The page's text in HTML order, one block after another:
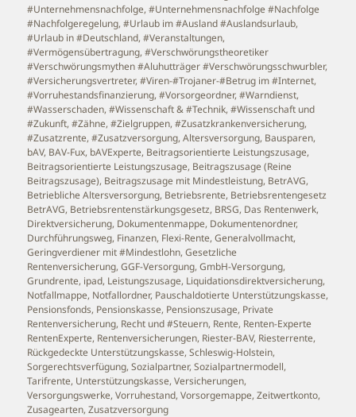
#Unternehmensnachfolge,#Unternehmensnachfolge #Nachfolge
#Nachfolgeregelung,#Urlaub im #Ausland #Auslandsurlaub,
#Urlaub in #Deutschland,#Veranstaltungen,
#Vermögensübertragung,#Verschwörungstheoretiker
#Verschwörungsmythen #Aluhutträger #Verschwörungsschwurbler,
#Versicherungsvertreter,#Viren-#Trojaner-#Betrug im #Internet,
#Vorruhestandsfinanzierung,#Vorsorgeordner,#Warndienst,
#Wasserschaden,#Wissenschaft & #Technik,#Wissenschaft und
#Zukunft,#Zähne,#Zielgruppen,#Zusatzkrankenversicherung,
#Zusatzrente,#Zusatzversorgung,Altersversorgung, Bausparen,
bAV, BAV-Fux, bAVExperte, Beitragsorientierte Leistungszusage,
Beitragsorientierte Leistungszusage, Beitragszusage (Reine
Beitragszusage), Beitragszusage mit Mindestleistung, BetrAVG,
Betriebliche Altersversorgung, Betriebsrente, Betriebsrentengesetz
BetrAVG, Betriebsrentenstärkungsgesetz, BRSG, Das Rentenwerk,
Direktversicherung, Dokumentenmappe, Dokumentenordner,
Durchführungsweg, Finanzen, Flexi-Rente,Generalvollmacht,
Geringverdiener mit #Mindestlohn,Gesetzliche
Rentenversicherung,GGF-Versorgung,GmbH-Versorgung,
Grundrente, ipad, Leistungszusage, Liquidationsdirektversicherung,
Notfallmappe, Notfallordner, Pauschaldotierte Unterstützungskasse,
Pensionsfonds, Pensionskasse, Pensionszusage, Private
Rentenversicherung, Recht und #Steuern, Rente, Renten-Experte
RentenExperte, Rentenversicherungen, Riester-BAV, Riesterrente,
Rückgedeckte Unterstützungskasse,Schleswig-Holstein,
Sorgerechtsverfügung,Sozialpartner,Sozialpartnermodell,
Tarifrente, Unterstützungskasse,Versicherungen,
Versorgungswerke,Vorruhestand,Vorsorgemappe,Zeitwertkonto,
Zusagearten,Zusatzversorgung